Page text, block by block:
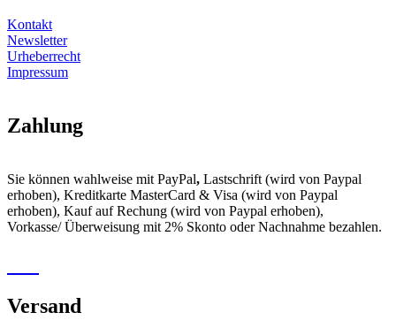
Kontakt
Newsletter
Urheberrecht
Impressum
Zahlung
Sie können wahlweise mit PayPal, Lastschrift (wird von Paypal
erhoben), Kreditkarte MasterCard & Visa (wird von Paypal
erhoben), Kauf auf Rechung (wird von Paypal erhoben),
Vorkasse/ Überweisung mit 2% Skonto oder Nachnahme bezahlen.
Versand